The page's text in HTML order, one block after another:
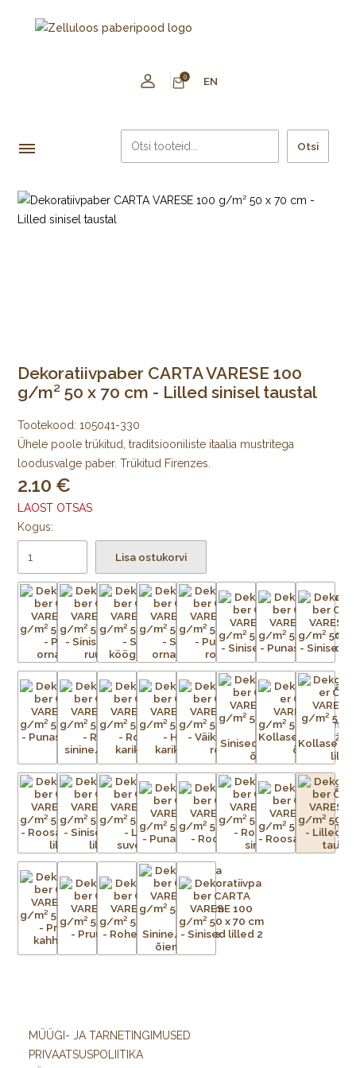
0 EN
Otsi
Dekoratiivpaber CARTA VARESE 100
g/m² 50 x 70 cm - Lilled sinisel taustal
Tootekood: 105041-330
Ühele poole trükitud, traditsiooniliste itaalia mustritega
loodusvalge paber. Trükitud Firenzes.
2.10
LAOST OTSAS
Kogus:
Lisa ostukorvi
MÜÜGI- JA TARNETINGIMUSED
PRIVAATSUSPOLIITIKA